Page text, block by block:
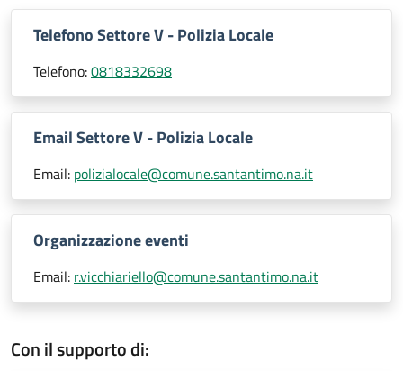
Telefono Settore V - Polizia Locale
Telefono:0818332698
Email Settore V - Polizia Locale
Email: polizialocale@comune.santantimo.na.it
Organizzazione eventi
Email: r.vicchiariello@comune.santantimo.na.it
Con il supporto di: